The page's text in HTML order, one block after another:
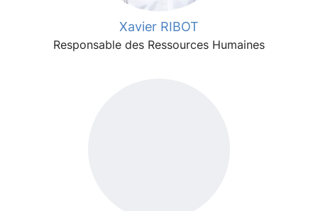
Xavier RIBOT
Responsable des Ressources Humaines